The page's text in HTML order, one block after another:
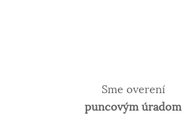
Sme overení
puncovým úradom